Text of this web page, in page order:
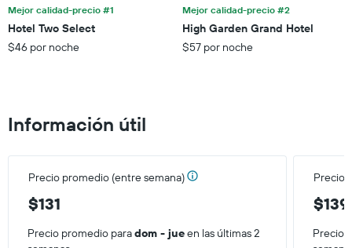
últimos
3 días.
indica
el
precio
promedio
Mejor calidad-precio #1
Hotel Two Select
$46 por noche
Mejor calidad-precio #2
High Garden Grand Hotel
$57 por noche
Información útil
Precio promedio (entre semana)
$131
Precio
$139
Precio promedio paradom - jueen las últimas 2
Precio